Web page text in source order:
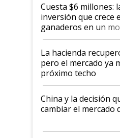
Cuesta $6 millones:
inversión que crece
ganaderos en un
histórico para la
La hacienda
pero el mercado ya
próximo techo
China y la decisión
cambiar el mercado